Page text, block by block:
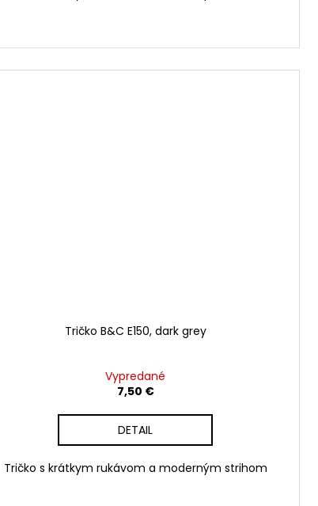
Tričko B&C E150, dark grey
Vypredané
7,50 €
DETAIL
Tričko s krátkym rukávom a moderným strihom